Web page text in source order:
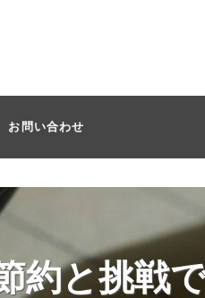
お問い合わせ
約と挑戦